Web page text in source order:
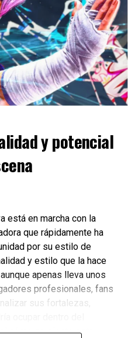
en Steam alcanzó los
cuenta con una
con un 91 % de
opiniones.
que las próximas
anticipado continuarán
de los jugadores.
se han
en
cambios en la
el rango de detección,
de supervivencia
general.
por la respuesta de
dijo Fernando Melo,
2.
y potencial
está en marcha con la
que rápidamente ha
por su estilo de
y estilo que la hace
apenas lleva unos
profesionales, fans
sus fortalezas,
cómo se siente esta